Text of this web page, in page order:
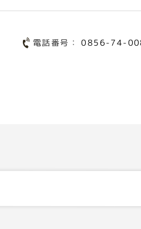
電話番号：0856-74-